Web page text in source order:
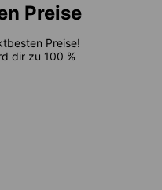
Preise
Preise!
dir zu 100 %